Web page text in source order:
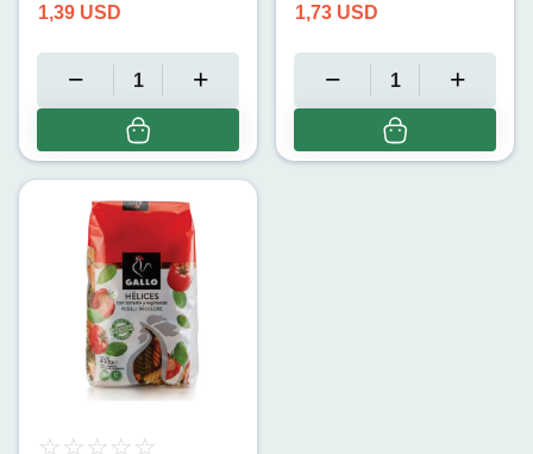
1,39 USD 1,73 USD